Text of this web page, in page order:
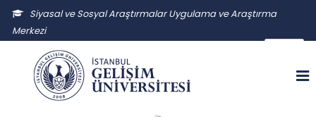
Siyasal ve Sosyal Araştırmalar Uygulama ve Araştırma
Merkezi
ssauam@gelisim.edu.tr